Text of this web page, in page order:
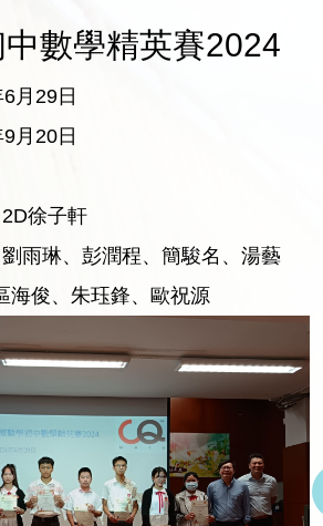
數學精英賽2024
月29日
月20日
徐子軒
雨琳、彭潤程、簡駿名、湯藝
海俊、朱珏鋒、歐祝源